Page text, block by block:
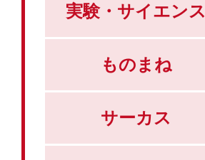
実験・サイエンス
ものまね
サーカス